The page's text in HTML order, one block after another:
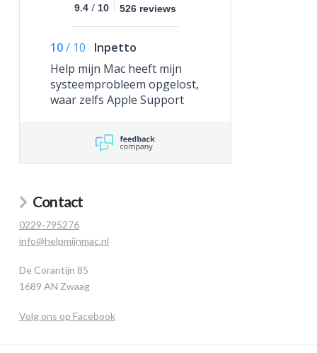
9.4 / 10 526 reviews
10/ 10
Inpetto
Help mijn Mac heeft mijn
systeemprobleem opgelost,
waar zelfs Apple Support
Contact
0229-795276
info@helpmijnmac.nl
De Corantijn 85
1689 AN Zwaag
Volg ons op Facebook